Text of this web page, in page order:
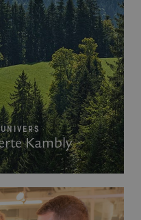
Kambly